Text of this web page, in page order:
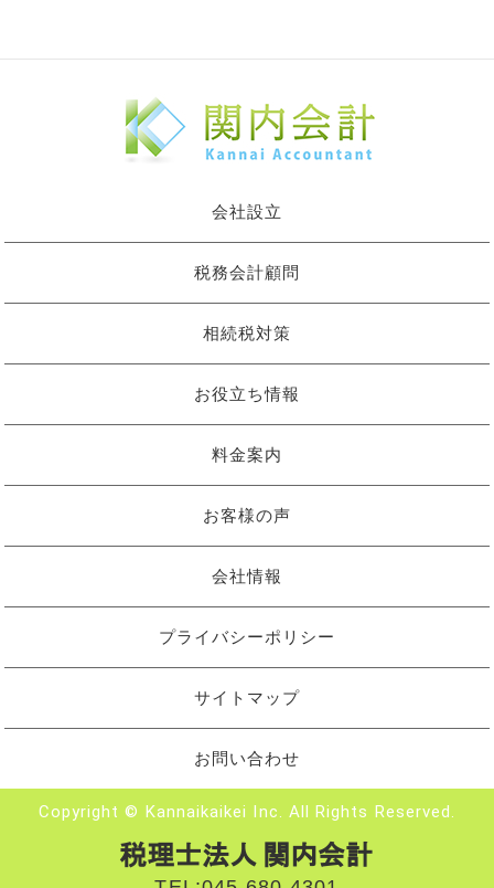
会社設立
税務会計顧問
相続税対策
お役立ち情報
料金案内
お客様の声
会社情報
プライバシーポリシー
サイトマップ
お問い合わせ
Copyright © Kannaikaikei Inc. All Rights Reserved.